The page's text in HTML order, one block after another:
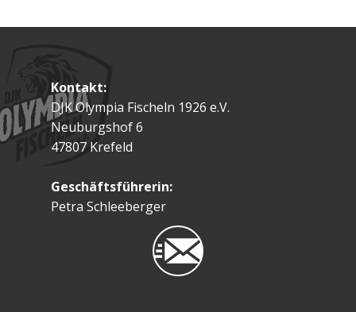
Kontakt:
DJK Olympia Fischeln 1926 e.V.
Neuburgshof 6
47807 Krefeld
Geschäftsführerin:
Petra Schleeberger